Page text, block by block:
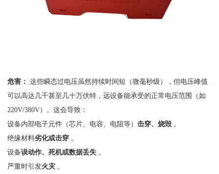
危害： 这些瞬态过电压虽然持续时间短（微毫秒级），但电压峰值
可以高达几千甚至几十万伏特，远设备能承受的正常电压范围（如
220V/380V）。这会导致：
设备内部电子元件（芯片、电容、电阻等） 击穿、烧毁 。
绝缘材料劣化或击穿 。
设备误动作、死机或数据丢失 。
严重时引发火灾 。